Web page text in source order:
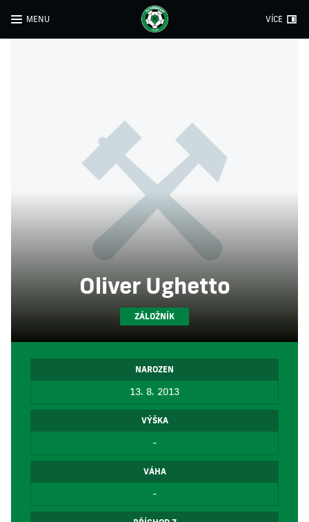
MENU VÍCE
Oliver Ughetto
ZÁLOŽNÍK
NAROZEN
13. 8. 2013
VÝŠKA
-
VÁHA
-